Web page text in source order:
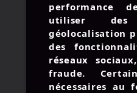
: +33 3
:
performance
utiliser
géolocalisation
des
réseaux
fraude.
nécessaires au